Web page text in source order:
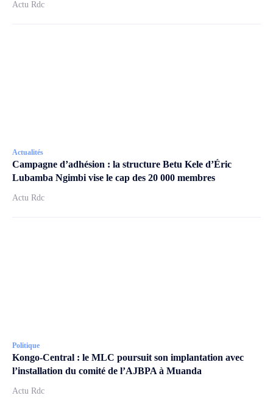
Actu Rdc
Actualités
Campagne d’adhésion : la structure Betu Kele d’Éric
Lubamba Ngimbi vise le cap des 20 000 membres
Actu Rdc
Politique
Kongo-Central : le MLC poursuit son implantation avec
l’installation du comité de l’AJBPA à Muanda
Actu Rdc